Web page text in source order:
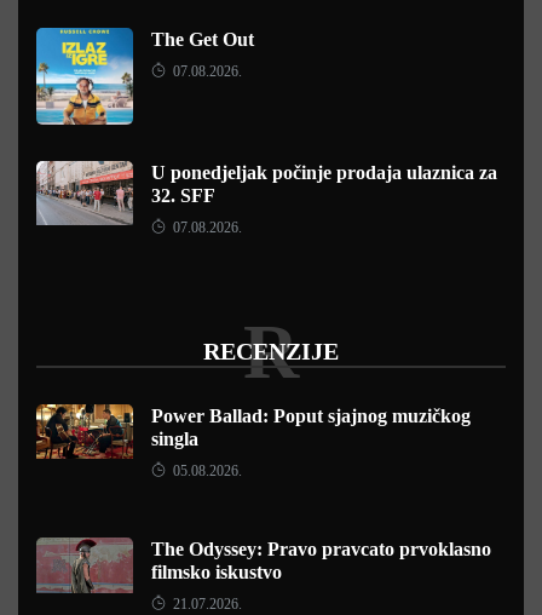
The Get Out
07.08.2026.
U ponedjeljak počinje prodaja ulaznica za
32. SFF
07.08.2026.
RECENZIJE
R
Power Ballad: Poput sjajnog muzičkog
singla
05.08.2026.
The Odyssey: Pravo pravcato prvoklasno
filmsko iskustvo
21.07.2026.